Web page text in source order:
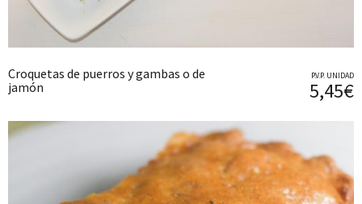
Croquetas de puerros y gambas o de
jamón
P.V.P. UNIDAD
5,45€